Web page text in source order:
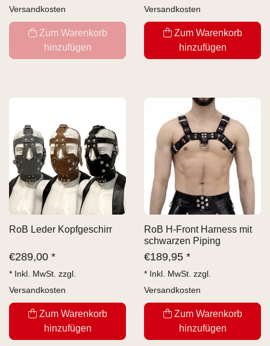
Versandkosten
Zum Warenkorb
hinzufügen
Versandkosten
Zum Warenkorb
hinzufügen
RoB Leder Kopfgeschirr
€289,00 *
* Inkl. MwSt. zzgl.
Versandkosten
Zum Warenkorb
hinzufügen
RoB H-Front Harness mit
schwarzen Piping
€189,95 *
* Inkl. MwSt. zzgl.
Versandkosten
Zum Warenkorb
hinzufügen